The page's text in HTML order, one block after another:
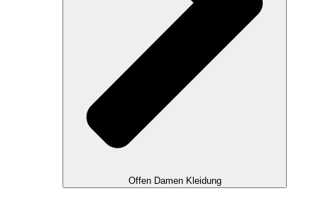
Offen Damen Kleidung